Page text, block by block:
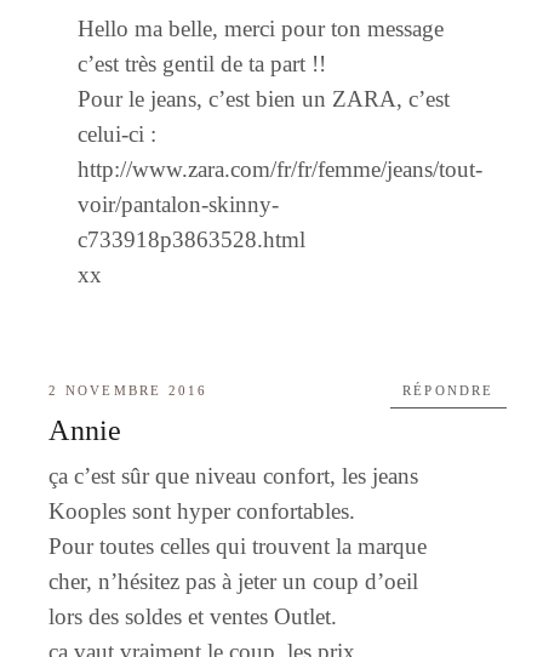
Hello ma belle, merci pour ton message
c’est très gentil de ta part !!
Pour le jeans, c’est bien un ZARA, c’est
celui-ci :
http://www.zara.com/fr/fr/femme/jeans/tout-
voir/pantalon-skinny-
c733918p3863528.html
xx
2 NOVEMBRE 2016
Annie
ça c’est sûr que niveau confort, les jeans
Kooples sont hyper confortables.
Pour toutes celles qui trouvent la marque
cher, n’hésitez pas à jeter un coup d’oeil
lors des soldes et ventes Outlet.
ça vaut vraiment le coup, les prix
RÉPONDRE